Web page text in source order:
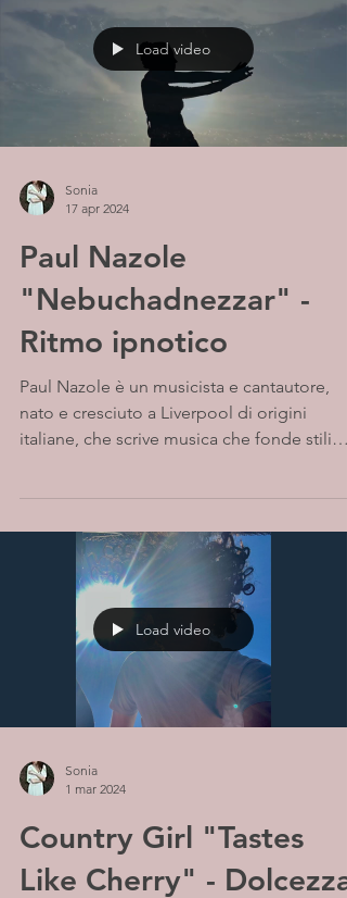
Load video
Sonia
17 apr 2024
Paul Nazole
"Nebuchadnezzar" -
Ritmo ipnotico
Paul Nazole è un musicista e cantautore,
nato e cresciuto a Liverpool di origini
italiane, che scrive musica che fonde stili
Load video
Sonia
1 mar 2024
Country Girl "Tastes
Like Cherry" - Dolcezza